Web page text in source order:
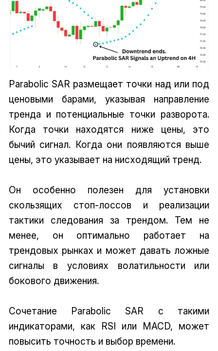
Parabolic SAR размещает точки над или под
ценовыми барами, указывая направление
тренда и потенциальные точки разворота.
Когда точки находятся ниже цены, это
бычий сигнал. Когда они появляются выше
цены, это указывает на нисходящий тренд.
Он особенно полезен для установки
скользящих стоп-лоссов и реализации
тактики следования за трендом. Тем не
менее, он оптимально работает на
трендовых рынках и может давать ложные
сигналы в условиях волатильности или
бокового движения.
Сочетание Parabolic SAR с такими
индикаторами, как RSI или MACD, может
повысить точность и выбор времени.